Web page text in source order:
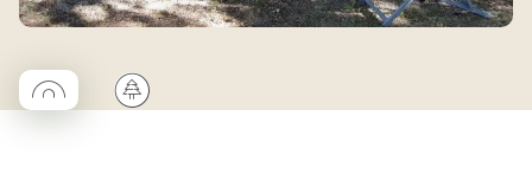
◯Coco rond🌲